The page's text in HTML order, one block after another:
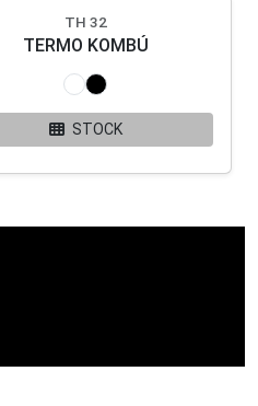
TH 32
TERMO KOMBÚ
STOCK